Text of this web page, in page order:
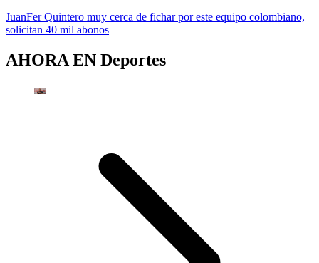
JuanFer Quintero muy cerca de fichar por este equipo colombiano,
solicitan 40 mil abonos
AHORA EN Deportes